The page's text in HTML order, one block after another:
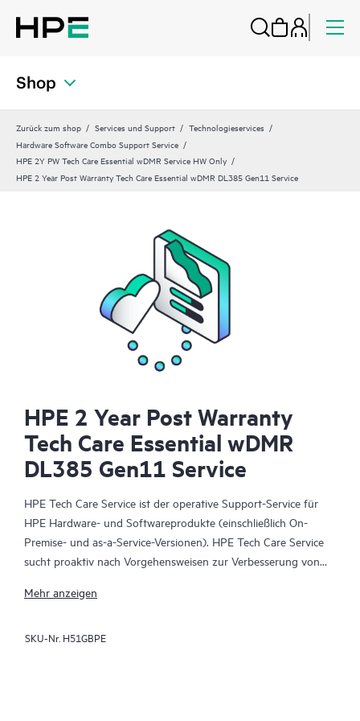
Shop
Zurück zum shop Services und Support
Technologieservices
Hardware Software Combo Support Service
HPE 2Y PW Tech Care Essential wDMR Service HW Only
HPE 2 Year Post Warranty Tech Care Essential wDMR DL385 Gen11 Service
HPE 2 Year Post Warranty
Tech Care Essential wDMR
DL385 Gen11 Service
HPE Tech Care Service ist der operative Support-Service für
HPE Hardware- und Softwareprodukte (einschließlich On-
Premise- und as-a-Service-Versionen). HPE Tech Care Service
sucht proaktiv nach Vorgehensweisen zur Verbesserung von
Teams dadurch, das Unternehmen voranzubringen.
HPE Tech Care Service ermöglicht darüber hinaus direkten
Mehr anzeigen
SKU-Nr. H51GBPE